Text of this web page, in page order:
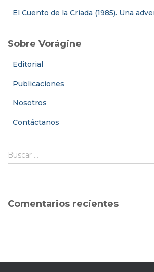
El Cuento de la Criada (1985). Una
Sobre Vorágine
Editorial
Publicaciones
Nosotros
Contáctanos
B
u
r
Buscar …
Comentarios recientes